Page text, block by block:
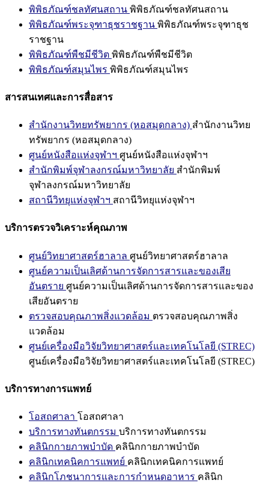
พิพิธภัณฑ์ชลทัศนสถาน พิพิธภัณฑ์ชลทัศนสถาน
พิพิธภัณฑ์พระจุฑาธุชราชฐาน พิพิธภัณฑ์พระจุฑาธุช
ราชฐาน
พิพิธภัณฑ์พืชมีชีวิต พิพิธภัณฑ์พืชมีชีวิต
พิพิธภัณฑ์สมุนไพร พิพิธภัณฑ์สมุนไพร
สารสนเทศและการสื่อสาร
สำนักงานวิทยทรัพยากร (หอสมุดกลาง) สำนักงานวิทย
ทรัพยากร (หอสมุดกลาง)
ศูนย์หนังสือแห่งจุฬาฯ ศูนย์หนังสือแห่งจุฬาฯ
สำนักพิมพ์จุฬาลงกรณ์มหาวิทยาลัย สำนักพิมพ์
จุฬาลงกรณ์มหาวิทยาลัย
สถานีวิทยุแห่งจุฬาฯ สถานีวิทยุแห่งจุฬาฯ
บริการตรวจวิเคราะห์คุณภาพ
ศูนย์วิทยาศาสตร์ฮาลาล ศูนย์วิทยาศาสตร์ฮาลาล
ศูนย์ความเป็นเลิศด้านการจัดการสารและของเสีย
อันตราย ศูนย์ความเป็นเลิศด้านการจัดการสารและของ
เสียอันตราย
ตรวจสอบคุณภาพสิ่งแวดล้อม ตรวจสอบคุณภาพสิ่ง
แวดล้อม
ศูนย์เครื่องมือวิจัยวิทยาศาสตร์และเทคโนโลยี (STREC)
ศูนย์เครื่องมือวิจัยวิทยาศาสตร์และเทคโนโลยี (STREC)
บริการทางการแพทย์
โอสถศาลา โอสถศาลา
บริการทางทันตกรรม บริการทางทันตกรรม
คลินิกกายภาพบำบัด คลินิกกายภาพบำบัด
คลินิกเทคนิคการแพทย์ คลินิกเทคนิคการแพทย์
คลินิกโภชนาการและการกำหนดอาหาร คลินิก